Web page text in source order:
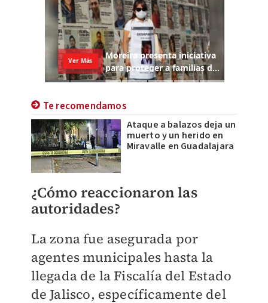
Te recomendamos
Ataque a balazos deja un
muerto y un herido en
Miravalle en Guadalajara
¿Cómo reaccionaron las
autoridades?
La zona fue asegurada por
agentes municipales hasta la
llegada de la Fiscalía del Estado
de Jalisco, específicamente del